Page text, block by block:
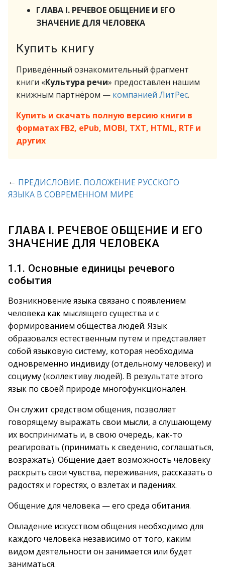
ГЛАВА I. РЕЧЕВОЕ ОБЩЕНИЕ И ЕГО
ЗНАЧЕНИЕ ДЛЯ ЧЕЛОВЕКА
Купить книгу
Приведённый ознакомительный фрагмент
книги «Культура речи» предоставлен нашим
книжным партнёром — компанией ЛитРес.
Купить и скачать полную версию книги в
форматах FB2, ePub, MOBI, TXT, HTML, RTF и
других
← ПРЕДИСЛОВИЕ. ПОЛОЖЕНИЕ РУССКОГО
ЯЗЫКА В СОВРЕМЕННОМ МИРЕ
ГЛАВА I. РЕЧЕВОЕ ОБЩЕНИЕ И ЕГО
ЗНАЧЕНИЕ ДЛЯ ЧЕЛОВЕКА
1.1. Основные единицы речевого
события
Возникновение языка связано с появлением
человека как мыслящего существа и с
формированием общества людей. Язык
образовался естественным путем и представляет
собой языковую систему, которая необходима
одновременно индивиду (отдельному человеку) и
социуму (коллективу людей). В результате этого
язык по своей природе многофункционален.
Он служит средством общения, позволяет
говорящему выражать свои мысли, а слушающему
их воспринимать и, в свою очередь, как-то
реагировать (принимать к сведению, соглашаться,
возражать). Общение дает возможность человеку
раскрыть свои чувства, переживания, рассказать о
радостях и горестях, о взлетах и падениях.
Общение для человека — его среда обитания.
Овладение искусством общения необходимо для
каждого человека независимо от того, каким
видом деятельности он занимается или будет
заниматься.